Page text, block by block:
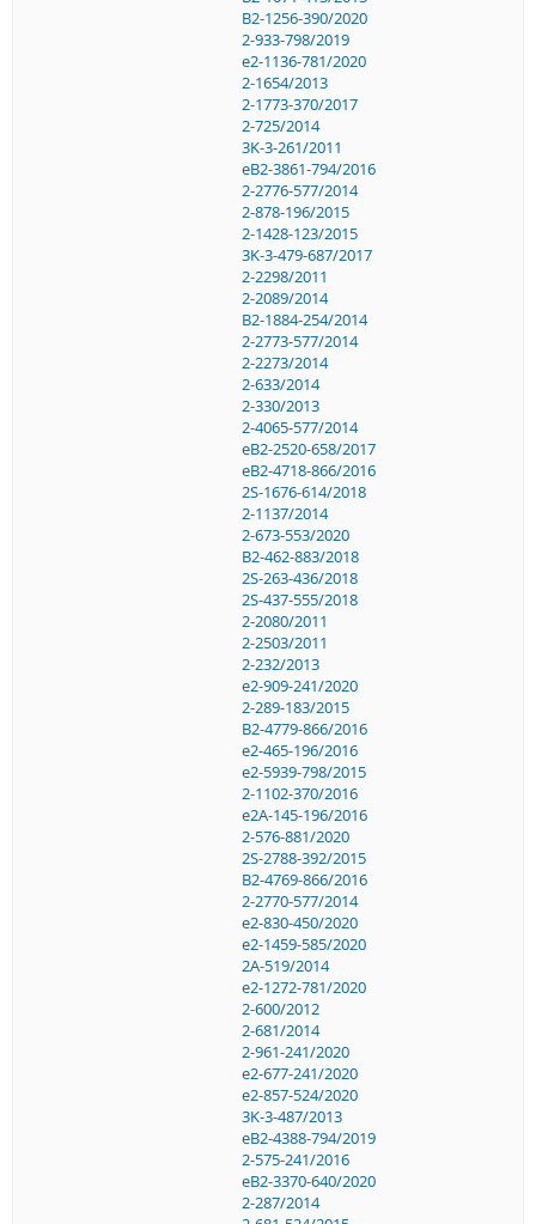
B2-1256-390/2020
2-933-798/2019
e2-1136-781/2020
2-1654/2013
2-1773-370/2017
2-725/2014
3K-3-261/2011
eB2-3861-794/2016
2-2776-577/2014
2-878-196/2015
2-1428-123/2015
3K-3-479-687/2017
2-2298/2011
2-2089/2014
B2-1884-254/2014
2-2773-577/2014
2-2273/2014
2-633/2014
2-330/2013
2-4065-577/2014
eB2-2520-658/2017
eB2-4718-866/2016
2S-1676-614/2018
2-1137/2014
2-673-553/2020
B2-462-883/2018
2S-263-436/2018
2S-437-555/2018
2-2080/2011
2-2503/2011
2-232/2013
e2-909-241/2020
2-289-183/2015
B2-4779-866/2016
e2-465-196/2016
e2-5939-798/2015
2-1102-370/2016
e2A-145-196/2016
2-576-881/2020
2S-2788-392/2015
B2-4769-866/2016
2-2770-577/2014
e2-830-450/2020
e2-1459-585/2020
2A-519/2014
e2-1272-781/2020
2-600/2012
2-681/2014
2-961-241/2020
e2-677-241/2020
e2-857-524/2020
3K-3-487/2013
eB2-4388-794/2019
2-575-241/2016
eB2-3370-640/2020
2-287/2014